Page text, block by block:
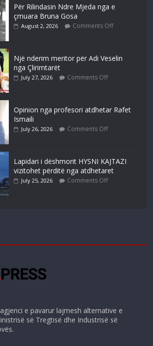
Për Rilindasin Ndre Mjeda nga e
çmuara Bruna Gosa
August 2, 2026 Comments Off
Një nderim meritor për Adi Veselin
nga Çlirimtarët
July 27, 2026 Comments Off
Opinion nga profesori atdhetar Rafet
Ismaili
July 26, 2026 Comments Off
Lapidari i dëshmorit HYSNI KAJTAZI
vizitohet përditë nga atdhetaret
July 25, 2026 Comments Off
e pavarur lajmesh alternative e
së Tregtisë dhe Industrisë së